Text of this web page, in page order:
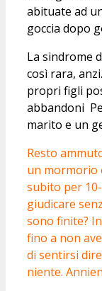
abituate ad
goccia dopo
La sindrome
così rara,
propri figli
abbandoni
marito e un
Resto
un mormorio
subito per
giudicare
sono finite?
fino a non
di sentirsi
niente.